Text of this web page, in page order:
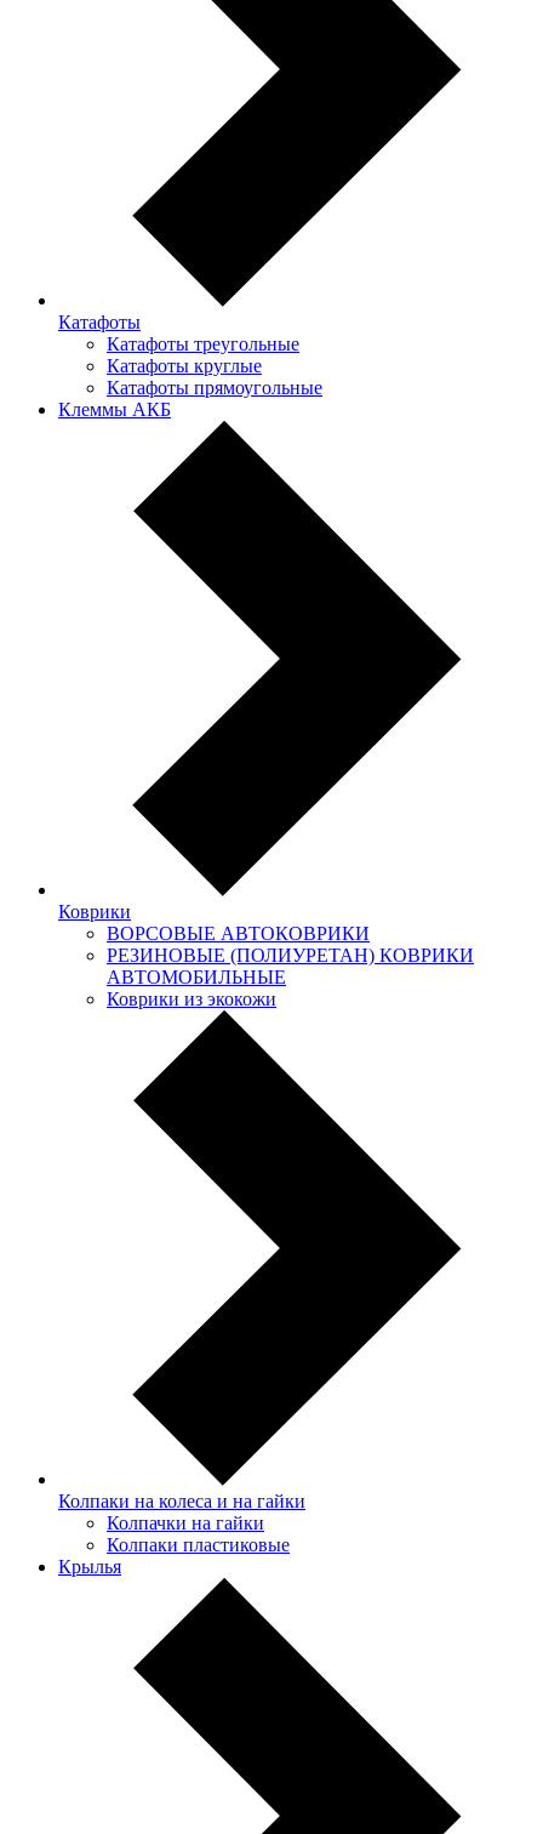
Катафоты
Катафоты треугольные
Катафоты круглые
Катафоты прямоугольные
Клеммы АКБ
Коврики
ВОРСОВЫЕ АВТОКОВРИКИ
РЕЗИНОВЫЕ (ПОЛИУРЕТАН) КОВРИКИ
АВТОМОБИЛЬНЫЕ
Коврики из экокожи
Колпаки на колеса и на гайки
Колпачки на гайки
Колпаки пластиковые
Крылья